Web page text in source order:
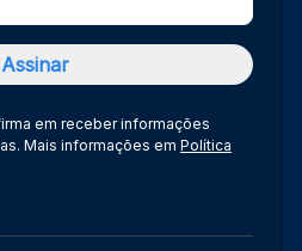
em receber informações
Mais informações em Política